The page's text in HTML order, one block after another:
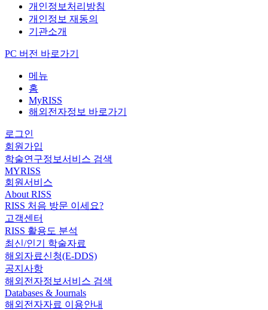
개인정보처리방침
개인정보 재동의
기관소개
PC 버전 바로가기
메뉴
홈
MyRISS
해외전자정보 바로가기
로그인
회원가입
학술연구정보서비스 검색
MYRISS
회원서비스
About RISS
RISS 처음 방문 이세요?
고객센터
RISS 활용도 분석
최신/인기 학술자료
해외자료신청(E-DDS)
공지사항
해외전자정보서비스 검색
Databases & Journals
해외전자자료 이용안내